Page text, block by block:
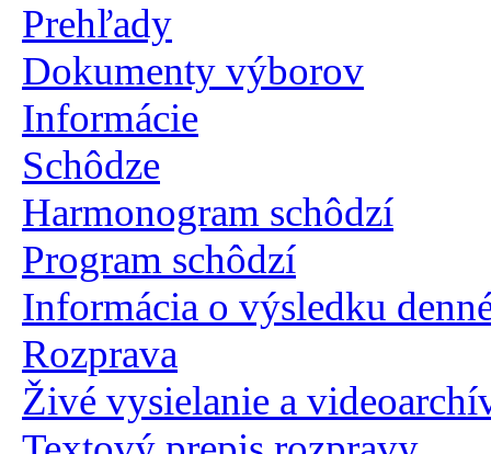
Prehľady
Dokumenty výborov
Informácie
Schôdze
Harmonogram schôdzí
Program schôdzí
Informácia o výsledku
Rozprava
Živé vysielanie a